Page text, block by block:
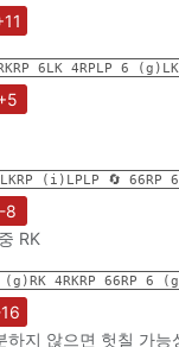
6LK 4RPLP 6
(i)LPLP 🔄️ 66RP
-8
RK
4RKRP 66RP 6
하지 않으면 헛칠 가능